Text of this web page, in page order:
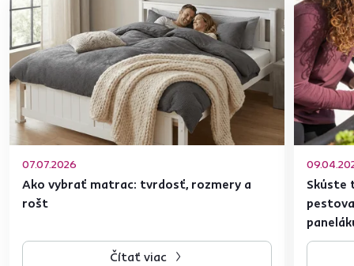
07.07.2026
Ako vybrať matrac: tvrdosť, rozmery a
rošt
Čítať viac
Skúste